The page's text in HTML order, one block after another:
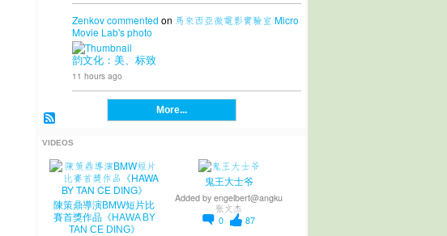
Zenkovcommented on 馬來西亞微電影實驗室 Micro
Movie Lab'sphoto
韵文化：美、标致
11 hours ago
More...
VIDEOS
陳策鼎導演BMW短片比
賽首獎作品《HAWA BY
TAN CE DING》
鬼王大士爷
Added byengelbert@angku
张文杰
0
87